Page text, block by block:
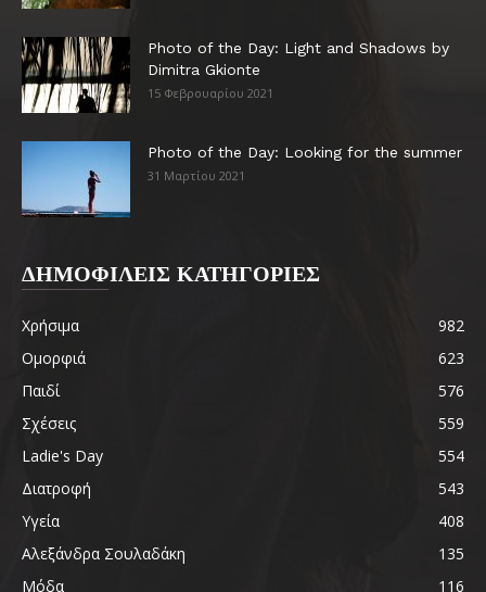
Photo of the Day: Light and Shadows by
Dimitra Gkionte
15 Φεβρουαρίου 2021
Photo of the Day: Looking for the summer
31 Μαρτίου 2021
ΔΗΜΟΦΙΛΕΙΣ ΚΑΤΗΓΟΡΙΕΣ
Χρήσιμα
982
Ομορφιά
623
Παιδί
576
Σχέσεις
559
Ladie's Day
554
Διατροφή
543
Υγεία
408
Αλεξάνδρα Σουλαδάκη
135
Μόδα
116